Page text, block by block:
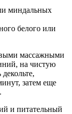
миндальных
белого или
массажными
на чистую
затем еще
и питательный